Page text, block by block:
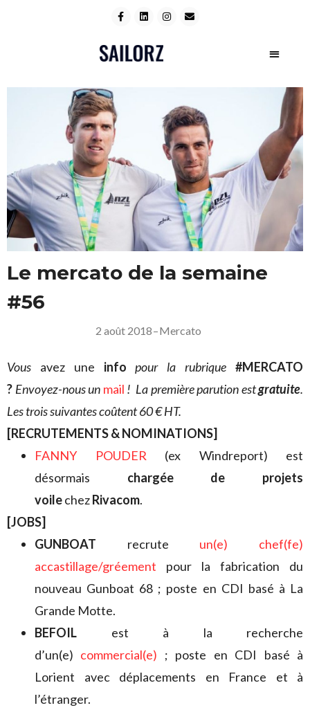
Le mercato de la semaine
#56
2 août 2018–Mercato
Vous avez une info pour la rubrique#MERCATO
? Envoyez-nous un mail ! La première parution estgratuite.
Les trois suivantes coûtent 60 € HT.
[RECRUTEMENTS & NOMINATIONS]
FANNY POUDER (ex Windreport) est
désormais chargée de projets
voilechezRivacom.
[JOBS]
GUNBOAT recrute un(e) chef(fe)
accastillage/gréement pour la fabrication du
nouveau Gunboat 68 ; poste en CDI basé à La
Grande Motte.
BEFOIL est à la recherche
d’un(e) commercial(e) ; poste en CDI basé à
Lorient avec déplacements en France et à
l’étranger.